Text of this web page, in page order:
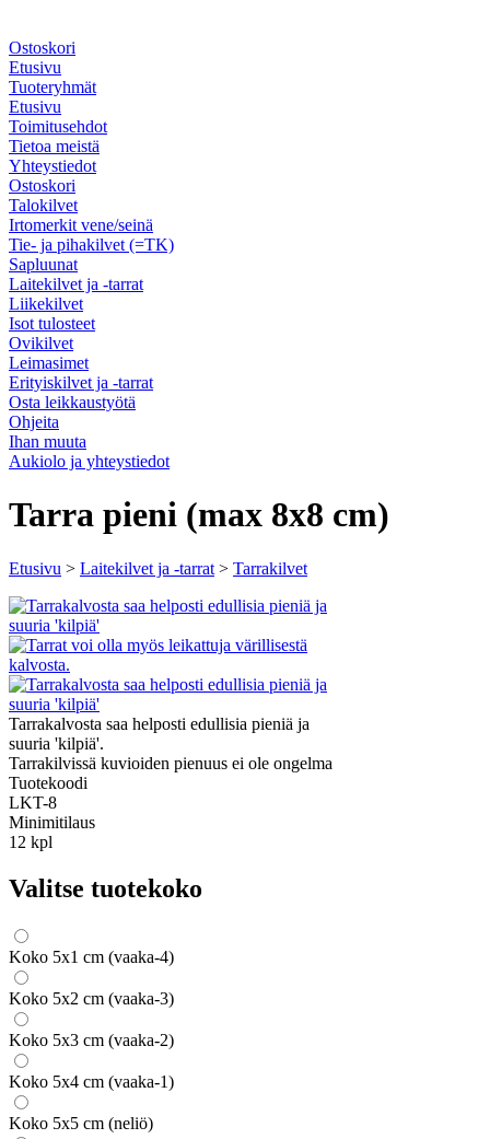
Ostoskori
Etusivu
Tuoteryhmät
Etusivu
Toimitusehdot
Tietoa meistä
Yhteystiedot
Ostoskori
Talokilvet
Irtomerkit vene/seinä
Tie- ja pihakilvet (=TK)
Sapluunat
Laitekilvet ja -tarrat
Liikekilvet
Isot tulosteet
Ovikilvet
Leimasimet
Erityiskilvet ja -tarrat
Osta leikkaustyötä
Ohjeita
Ihan muuta
Aukiolo ja yhteystiedot
Tarra pieni (max 8x8 cm)
Etusivu > Laitekilvet ja -tarrat > Tarrakilvet
Tarrakalvosta saa helposti edullisia pieniä ja
suuria 'kilpiä'.
Tarrakilvissä kuvioiden pienuus ei ole ongelma
Tuotekoodi
LKT-8
Minimitilaus
12 kpl
Valitse tuotekoko
Koko 5x1 cm (vaaka-4)
Koko 5x2 cm (vaaka-3)
Koko 5x3 cm (vaaka-2)
Koko 5x4 cm (vaaka-1)
Koko 5x5 cm (neliö)